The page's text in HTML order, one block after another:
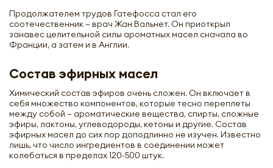
Продолжателем трудов Гатефосса стал его
соотечественник – врач Жан Вальнет. Он приоткрыл
занавес целительной силы ароматных масел сначала во
Франции, а затем и в Англии.
Состав эфирных масел
Химический состав эфиров очень сложен. Он включает в
себя множество компонентов, которые тесно переплеты
между собой – ароматические вещества, спирты, сложные
эфиры, лактоны, углеводороды, кетоны и другие. Состав
эфирных масел до сих пор доподлинно не изучен. Известно
лишь, что число ингредиентов в соединении может
колебаться в пределах 120-500 штук.